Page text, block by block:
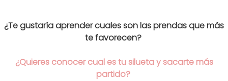
¿Te gustaría aprender cuales son las prendas que más
te favorecen?
¿Quieres conocer cual es tu silueta y sacarte más
partido?